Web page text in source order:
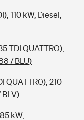
110 kW, Diesel,
TDI QUATTRO),
/ BLU)
QUATTRO), 210
kW,